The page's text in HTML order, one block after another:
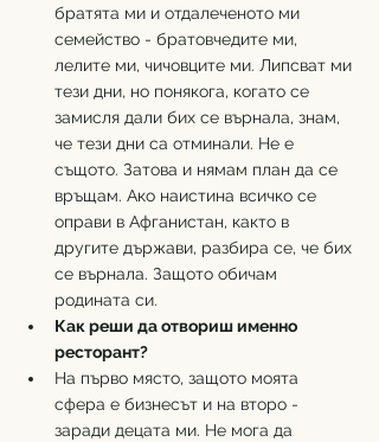
братята ми и отдалеченото ми
семейство - братовчедите ми,
лелите ми, чичовците ми. Липсват ми
тези дни, но понякога, когато се
замисля дали бих се върнала, знам,
че тези дни са отминали. Не е
същото. Затова и нямам план да се
връщам. Ако наистина всичко се
оправи в Афганистан, както в
другите държави, разбира се, че бих
се върнала. Защото обичам
родината си.
Как реши да отвориш именно
ресторант?
На първо място, защото моята
сфера е бизнесът и на второ -
заради децата ми. Не мога да